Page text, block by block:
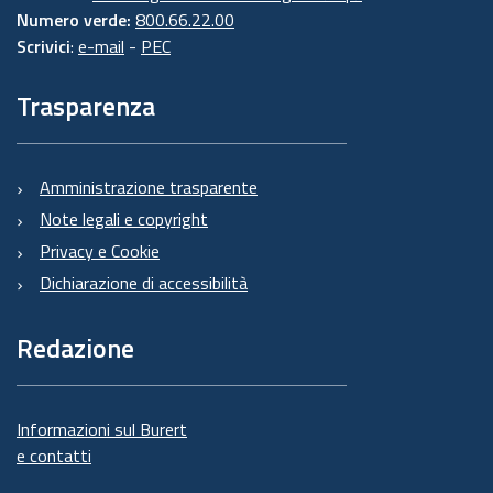
Numero verde: 800.66.22.00
Scrivici: e-mail - PEC
Trasparenza
Amministrazione trasparente
Note legali e copyright
Privacy e Cookie
Dichiarazione di accessibilità
Redazione
Informazioni sul Burert
e contatti